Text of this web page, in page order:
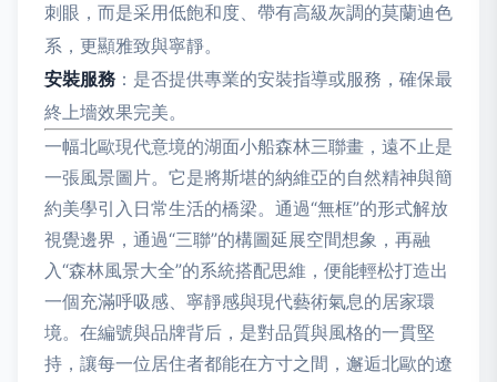
刺眼，而是采用低飽和度、帶有高級灰調的莫蘭迪色
系，更顯雅致與寧靜。
安裝服務 ：是否提供專業的安裝指導或服務，確保最
終上墻效果完美。
一幅北歐現代意境的湖面小船森林三聯畫，遠不止是
一張風景圖片。它是將斯堪的納維亞的自然精神與簡
約美學引入日常生活的橋梁。通過“無框”的形式解放
視覺邊界，通過“三聯”的構圖延展空間想象，再融
入“森林風景大全”的系統搭配思維，便能輕松打造出
一個充滿呼吸感、寧靜感與現代藝術氣息的居家環
境。在編號與品牌背后，是對品質與風格的一貫堅
持，讓每一位居住者都能在方寸之間，邂逅北歐的遼